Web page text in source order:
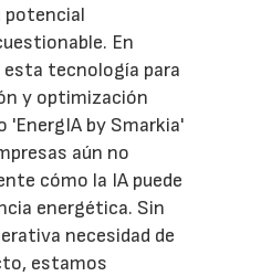
potencial
En
esta tecnología para
y optimización
'EnergIA by Smarkia'
aún no
cómo la IA puede
energética. Sin
necesidad de
estamos